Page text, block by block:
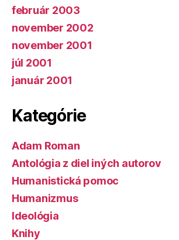
február 2003
november 2002
november 2001
júl 2001
január 2001
Kategórie
Adam Roman
Antológia z diel iných autorov
Humanistická pomoc
Humanizmus
Ideológia
Knihy